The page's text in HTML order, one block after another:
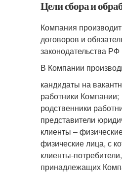
Цели сбора и
Компания
договоров и
законодательства
В Компании
кандидаты на
работники Компании;
родственники
представители
клиенты –
физические лица, с
клиенты-
принадлежащих